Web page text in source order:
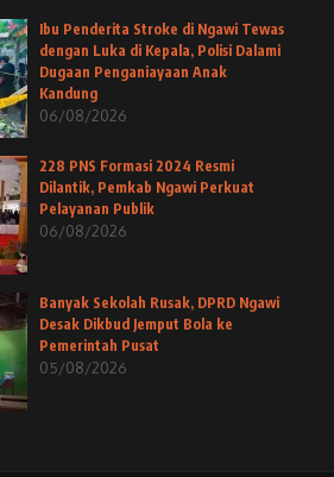
Ibu Penderita Stroke di Ngawi Tewas
dengan Luka di Kepala, Polisi Dalami
Dugaan Penganiayaan Anak
Kandung
06/08/2026
228 PNS Formasi 2024 Resmi
Dilantik, Pemkab Ngawi Perkuat
Pelayanan Publik
06/08/2026
Banyak Sekolah Rusak, DPRD Ngawi
Desak Dikbud Jemput Bola ke
Pemerintah Pusat
05/08/2026